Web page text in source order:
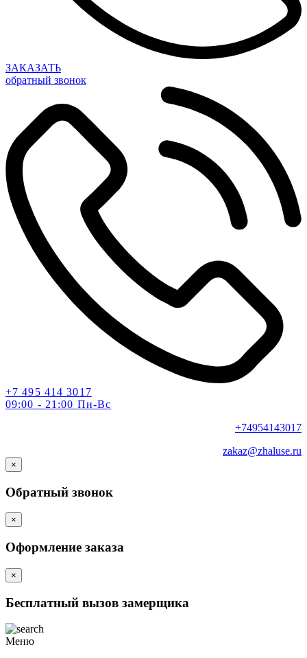
ЗАКАЗАТЬ
обратный звонок
+7 495 414 3017
09:00 - 21:00 Пн-Вс
+74954143017
zakaz@zhaluse.ru
×
Обратный звонок
×
Оформление заказа
×
Бесплатный вызов замерщика
Меню